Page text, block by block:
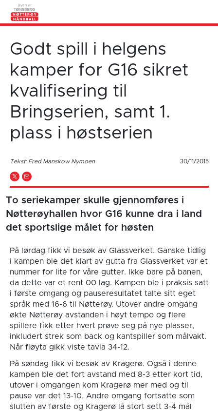
Godt spill i helgens
kamper for G16 sikret
kvalifisering til
Bringserien, samt 1.
plass i høstserien
Tekst: Fred Manskow Nymoen 30/11/2015
To seriekamper skulle gjennomføres i
Nøtterøyhallen hvor G16 kunne dra i land
det sportslige målet for høsten
På lørdag fikk vi besøk av Glassverket. Ganske tidlig
i kampen ble det klart av gutta fra Glassverket var et
nummer for lite for våre gutter. Ikke bare på banen,
da dette var et rent 00 lag. Kampen ble i praksis satt
i første omgang og pauseresultatet talte sitt eget
språk med 16-6 til Nøtterøy. Utover andre omgang
økte Nøtterøy avstanden i høyt tempo og flere
spillere fikk etter hvert prøve seg på nye plasser,
inkludert strek som back og kantspiller som målvakt.
Når fløyta gikk viste tavla 34-12.
På søndag fikk vi besøk av Kragerø. Også i denne
kampen ble det fort avstand med 8-3 etter kort tid,
utover i omgangen kom Kragerø mer med og til
pause var det 13-10. Andre omgang fortsatte som
slutten av første og Kragerø lå stort sett 3-4 mål